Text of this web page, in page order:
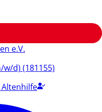
e.V.
w/d) (181155)